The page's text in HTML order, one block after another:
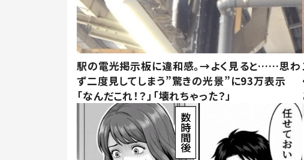
駅の電光掲示板に違和感。→よく見ると……思わ
ず二度見してしまう”驚きの光景”に93万表示
「なんだこれ！？」「壊れちゃった？」